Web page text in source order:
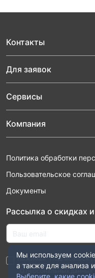
Контакты
Для заявок
Сервисы
Компания
Политика обработки
Пользовательское
Документы
Рассылка о скидках
Нажимая “Подписаться”,
персональных данных в
“О персональных данных”
Мы используем
а также для анализа
Выберите, какие